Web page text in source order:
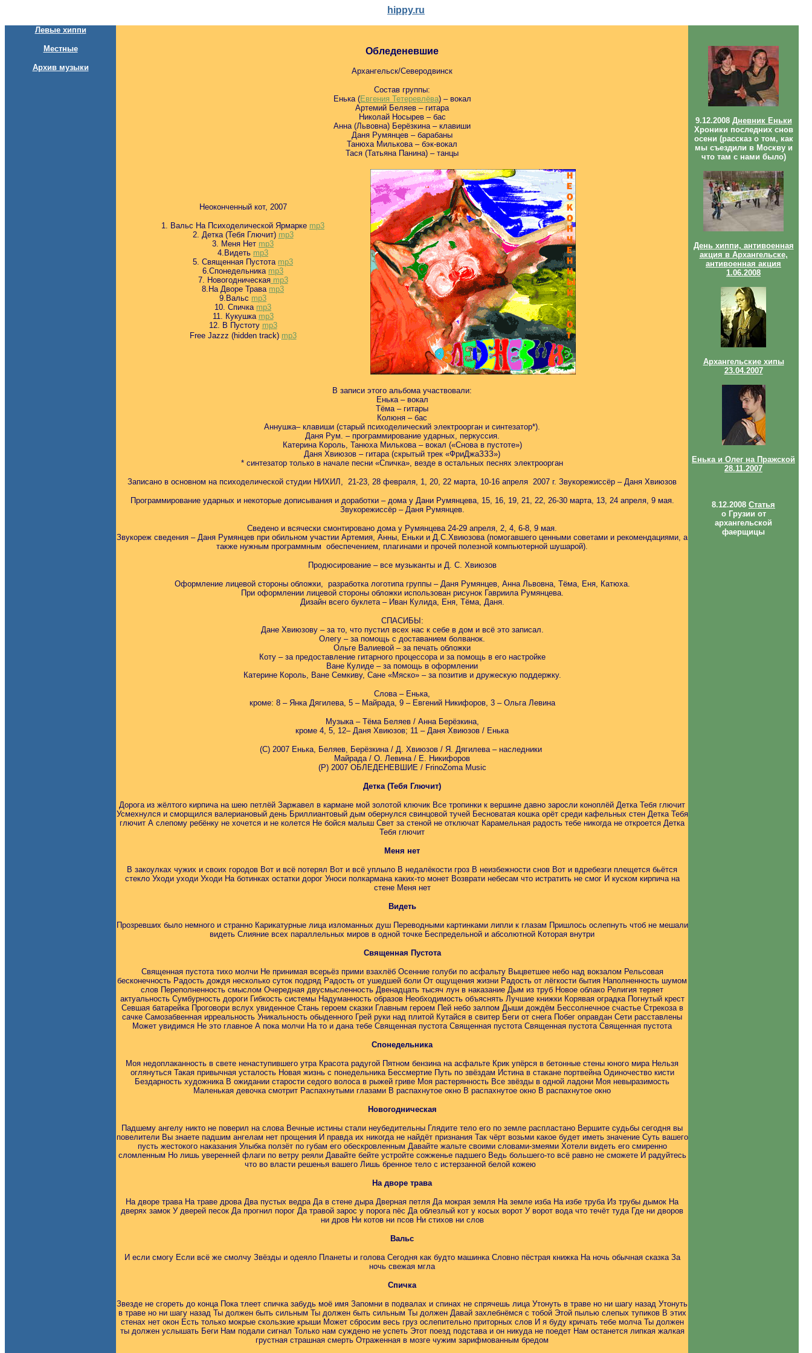
hippy.ru
Левые хиппи
Местные
Архив музыки
Обледеневшие
Архангельск/Северодвинск
Состав группы:
Енька (Евгения Тетеревлёва) – вокал
Артемий Беляев – гитара
Николай Носырев – бас
Анна (Львовна) Берёзкина – клавиши
Даня Румянцев – барабаны
Танюха Милькова – бэк-вокал
Тася (Татьяна Панина) – танцы
Неоконченный кот, 2007
1. Вальс На Психоделической Ярмарке mp3
2. Детка (Тебя Глючит) mp3
3. Меня Нет mp3
4.Видеть mp3
5. Священная Пустота mp3
6.Спонедельника mp3
7. Новогодническаяmp3
8.На Дворе Трава mp3
9.Вальс mp3
10. Спичка mp3
11. Кукушка mp3
12. В Пустоту mp3
Free Jazzz (hidden track) mp3
В записи этого альбома участвовали:
Енька – вокал
Тёма – гитары
Колюня – бас
Аннушка– клавиши (старый психоделический электроорган и синтезатор*).
Даня Рум. – программирование ударных, перкуссия.
Катерина Король, Танюха Милькова – вокал («Снова в пустоте»)
Даня Хвиюзов – гитара (скрытый трек «ФриДжаЗЗЗ»)
* синтезатор только в начале песни «Спичка», везде в остальных песнях электроорган
Записано в основном на психоделической студии НИХИЛ, 21-23, 28 февраля, 1, 20, 22 марта, 10-16 апреля 2007 г. Звукорежиссёр – Даня Хвиюзов
Программирование ударных и некоторые дописывания и доработки – дома у Дани Румянцева, 15, 16, 19, 21, 22, 26-30 марта, 13, 24 апреля, 9 мая.
Звукорежиссёр – Даня Румянцев.
Сведено и всячески смонтировано дома у Румянцева 24-29 апреля, 2, 4, 6-8, 9 мая.
Звукореж сведения – Даня Румянцев при обильном участии Артемия, Анны, Еньки и Д.С.Хвиюзова (помогавшего ценными советами и рекомендациями, а
также нужным программным обеспечением, плагинами и прочей полезной компьютерной шушарой).
Продюсирование – все музыканты и Д. С. Хвиюзов
Оформление лицевой стороны обложки, разработка логотипа группы – Даня Румянцев, Анна Львовна, Тёма, Еня, Катюха.
При оформлении лицевой стороны обложки использован рисунок Гавриила Румянцева.
Дизайн всего буклета – Иван Кулида, Еня, Тёма, Даня.
СПАСИБЫ:
Дане Хвиюзову – за то, что пустил всех нас к себе в дом и всё это записал.
Олегу – за помощь с доставанием болванок.
Ольге Валиевой – за печать обложки
Коту – за предоставление гитарного процессора и за помощь в его настройке
Ване Кулиде – за помощь в оформлении
Катерине Король, Ване Семкиву, Сане «Мяско» – за позитив и дружескую поддержку.
Слова – Енька,
кроме: 8 – Янка Дягилева, 5 – Майрада, 9 – Евгений Никифоров, 3 – Ольга Левина
Музыка – Тёма Беляев / Анна Берёзкина,
кроме 4, 5, 12– Даня Хвиюзов; 11 – Даня Хвиюзов / Енька
(С) 2007 Енька, Беляев, Берёзкина / Д. Хвиюзов / Я. Дягилева – наследники
Майрада / О. Левина / Е. Никифоров
(Р) 2007 ОБЛЕДЕНЕВШИЕ / FrinoZoma Music
Детка (Тебя Глючит)
Дорога из жёлтого кирпича на шею петлёй Заржавел в кармане мой золотой ключик Все тропинки к вершине давно заросли коноплёй Детка Тебя глючит
Усмехнулся и сморщился валериановый день Бриллиантовый дым обернулся свинцовой тучей Бесноватая кошка орёт среди кафельных стен Детка Тебя
глючит А слепому ребёнку не хочется и не колется Не бойся малыш Свет за стеной не отключат Карамельная радость тебе никогда не откроется Детка
Тебя глючит
Меня нет
В закоулках чужих и своих городов Вот и всё потерял Вот и всё уплыло В недалёкости гроз В неизбежности снов Вот и вдребезги плещется бьётся
стекло Уходи уходи Уходи На ботинках остатки дорог Уноси полкармана каких-то монет Возврати небесам что истратить не смог И куском кирпича на
стене Меня нет
Видеть
Прозревших было немного и странно Карикатурные лица изломанных душ Переводными картинками липли к глазам Пришлось ослепнуть чтоб не мешали
видеть Слияние всех параллельных миров в одной точке Беспредельной и абсолютной Которая внутри
Священная Пустота
Священная пустота тихо молчи Не принимая всерьёз прими взахлёб Осенние голуби по асфальту Выцветшее небо над вокзалом Рельсовая
бесконечность Радость дождя несколько суток подряд Радость от ушедшей боли От ощущения жизни Радость от лёгкости бытия Наполненность шумом
слов Переполненность смыслом Очередная двусмысленность Двенадцать тысяч лун в наказание Дым из труб Новое облако Религия теряет
актуальность Сумбурность дороги Гибкость системы Надуманность образов Необходимость объяснять Лучшие книжки Корявая оградка Погнутый крест
Севшая батарейка Проговори вслух увиденное Стань героем сказки Главным героем Пей небо залпом Дыши дождём Бессолнечное счастье Стрекоза в
сачке Самозабвенная ирреальность Уникальность обыденного Грей руки над плитой Кутайся в свитер Беги от снега Побег оправдан Сети расставлены
Может увидимся Не это главное А пока молчи На то и дана тебе Священная пустота Священная пустота Священная пустота Священная пустота
Спонедельника
Моя недоплаканность в свете ненаступившего утра Красота радугой Пятном бензина на асфальте Крик упёрся в бетонные стены юного мира Нельзя
оглянуться Такая привычная усталость Новая жизнь с понедельника Бессмертие Путь по звёздам Истина в стакане портвейна Одиночество кисти
Бездарность художника В ожидании старости седого волоса в рыжей гриве Моя растерянность Все звёзды в одной ладони Моя невыразимость
Маленькая девочка смотрит Распахнутыми глазами В распахнутое окно В распахнутое окно В распахнутое окно
Новогодническая
Падшему ангелу никто не поверил на слова Вечные истины стали неубедительны Глядите тело его по земле распластано Вершите судьбы сегодня вы
повелители Вы знаете падшим ангелам нет прощения И правда их никогда не найдёт признания Так чёрт возьми какое будет иметь значение Суть вашего
пусть жестокого наказания Улыбка ползёт по губам его обескровленным Давайте жальте своими словами-змеями Хотели видеть его смиренно
сломленным Но лишь уверенней флаги по ветру реяли Давайте бейте устройте сожженье падшего Ведь большего-то всё равно не сможете И радуйтесь
что во власти решенья вашего Лишь бренное тело с истерзанной белой кожею
На дворе трава
На дворе трава На траве дрова Два пустых ведра Да в стене дыра Дверная петля Да мокрая земля На земле изба На избе труба Из трубы дымок На
дверях замок У дверей песок Да прогнил порог Да травой зарос у порога пёс Да облезлый кот у косых ворот У ворот вода что течёт туда Где ни дворов
ни дров Ни котов ни псов Ни стихов ни слов
Вальс
И если смогу Если всё же смолчу Звёзды и одеяло Планеты и голова Сегодня как будто машинка Словно пёстрая книжка На ночь обычная сказка За
ночь свежая мгла
Спичка
Звезде не сгореть до конца Пока тлеет спичка забудь моё имя Запомни в подвалах и спинах не спрячешь лица Утонуть в траве но ни шагу назад Утонуть
в траве но ни шагу назад Ты должен быть сильным Ты должен быть сильным Ты должен Давай захлебнёмся с тобой Этой пылью слепых тупиков В этих
стенах нет окон Есть только мокрые скользкие крыши Может сбросим весь груз ослепительно приторных слов И я буду кричать тебе молча Ты должен
ты должен услышать Беги Нам подали сигнал Только нам суждено не успеть Этот поезд подстава и он никуда не поедет Нам останется липкая жалкая
грустная страшная смерть Отраженная в мозге чужим зарифмованным бредом
9.12.2008 Дневник Еньки
Хроники последних снов
осени (рассказ о том, как
мы съездили в Москву и
что там с нами было)
День хиппи, антивоенная
акция в Архангельске,
антивоенная акция
1.06.2008
Архангельские хипы
23.04.2007
Енька и Олег на Пражской
28.11.2007
8.12.2008 Статья
о Грузии от
архангельской
фаерщицы